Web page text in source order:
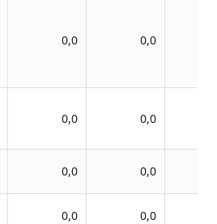
0,0 0,0
0,0 0,0
0,0 0,0
0,0 0,0